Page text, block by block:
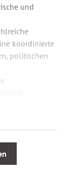
und
koordinierte
politischen
stehen dabei
zu
zu moderieren